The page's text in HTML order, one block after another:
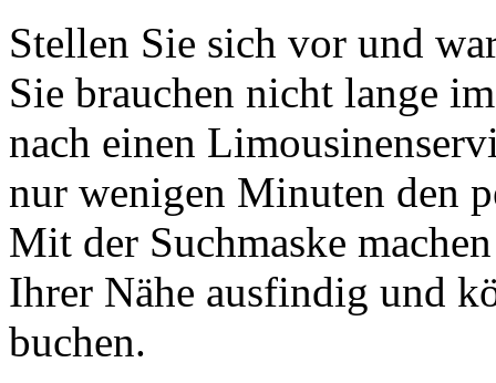
Stellen Sie sich vor und
Sie brauchen nicht lange
nach einen
nur wenigen Minuten den
Mit der Suchmaske
Ihrer Nähe ausfindig und
buchen.